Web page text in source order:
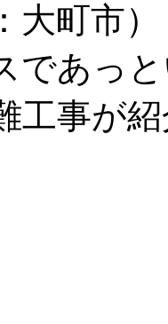
町市）
であっ
工事が